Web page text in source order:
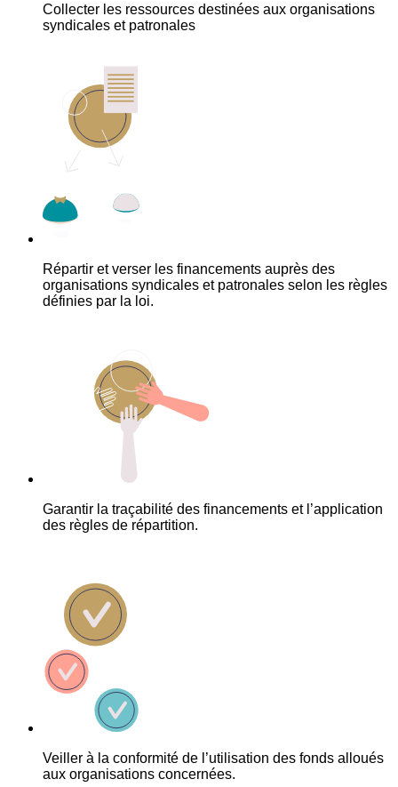
Collecter les ressources destinées aux organisations
syndicales et patronales
Répartir et verser les financements auprès des
organisations syndicales et patronales selon les règles
définies par la loi.
Garantir la traçabilité des financements et l’application
des règles de répartition.
Veiller à la conformité de l’utilisation des fonds alloués
aux organisations concernées.